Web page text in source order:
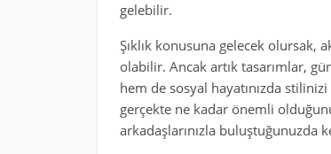
gelebilir.
Şıklık konusuna gelecek olursak,
olabilir. Ancak artık tasarımlar,
hem de sosyal hayatınızda stilinizi
gerçekte ne kadar önemli
arkadaşlarınızla buluştuğunuzda